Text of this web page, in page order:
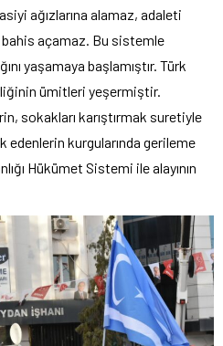
ağızlarına alamaz, adaleti
açamaz. Bu sistemle
yaşamaya başlamıştır. Türk
ümitleri yeşermiştir.
sokakları karıştırmak suretiyle
edenlerin kurgularında gerileme
Hükümet Sistemi ile alayının